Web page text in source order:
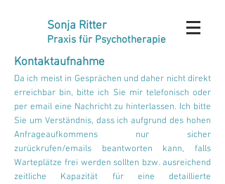
Sonja Ritter
Praxis für Psychotherapie
Kontaktaufnahme
Da ich meist in Gesprächen und daher nicht direkt
erreichbar bin, bitte ich Sie mir telefonisch oder
per email eine Nachricht zu hinterlassen. Ich bitte
Sie um Verständnis, dass ich aufgrund des hohen
Anfrageaufkommens nur sicher
zurückrufen/emails beantworten kann, falls
Warteplätze frei werden sollten bzw. ausreichend
zeitliche Kapazität für eine detaillierte